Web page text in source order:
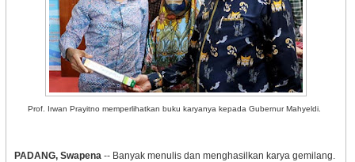
Prof. Irwan Prayitno memperlihatkan buku karyanya kepada Gubernur Mahyeldi.
PADANG, Swapena-- Banyak menulis dan menghasilkan karya gemilang.